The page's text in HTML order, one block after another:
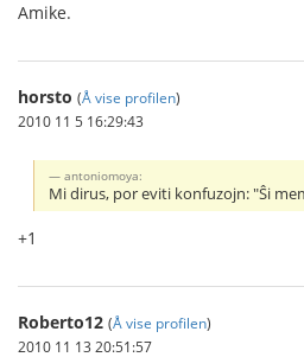
Amike.
horsto (Å vise profilen)
2010 11 5 16:29:43
antoniomoya:
Mi dirus, por eviti konfuzojn: "Ŝi
+1
Roberto12 (Å vise profilen)
2010 11 13 20:51:57